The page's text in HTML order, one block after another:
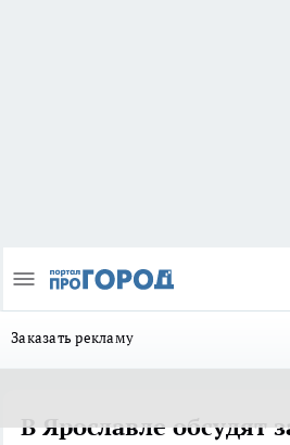
Заказать рекламу
В Ярославле обсудят